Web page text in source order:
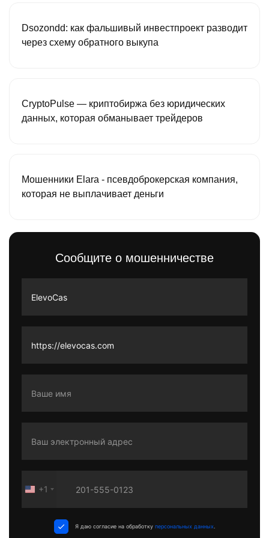
Dsozondd: как фальшивый инвестпроект разводит
через схему обратного выкупа
CryptoPulse — криптобиржа без юридических
данных, которая обманывает трейдеров
Мошенники Elara - псевдоброкерская компания,
которая не выплачивает деньги
Сообщите о мошенничестве
United
+1
Я даю согласие на обработку персональных данных